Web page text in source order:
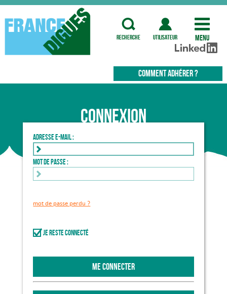
recherche utilisateur Menu
COMMENT ADHÉRER ?
Connexion
Adresse e-mail :
Mot de passe :
mot de passe perdu ?
Je reste connecté
ME CONNECTER